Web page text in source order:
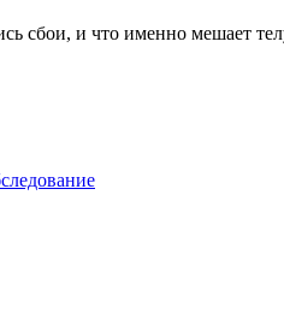
сбои, и что именно мешает